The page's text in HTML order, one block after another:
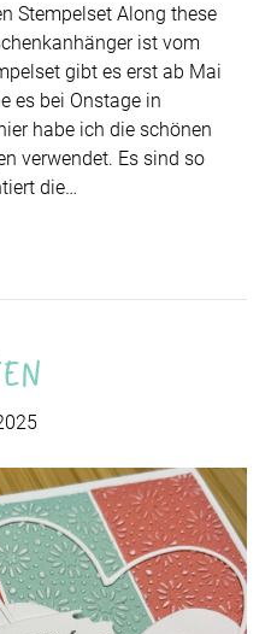
Stempelset Along these
ist vom
gibt es erst ab Mai
es bei Onstage in
habe ich die schönen
verwendet. Es sind so
die…